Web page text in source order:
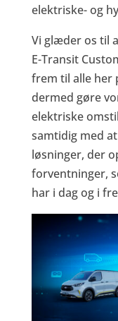
elektriske- og
Vi glæder os til
E-Transit
frem til alle her
dermed gøre
elektriske
samtidig med
løsninger, der
forventninger,
har i dag og i